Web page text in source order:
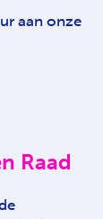
aan onze
Raad